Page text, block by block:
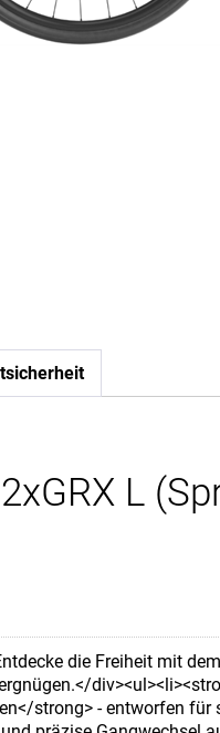
L
die Freiheit mit
strong> - entworfen